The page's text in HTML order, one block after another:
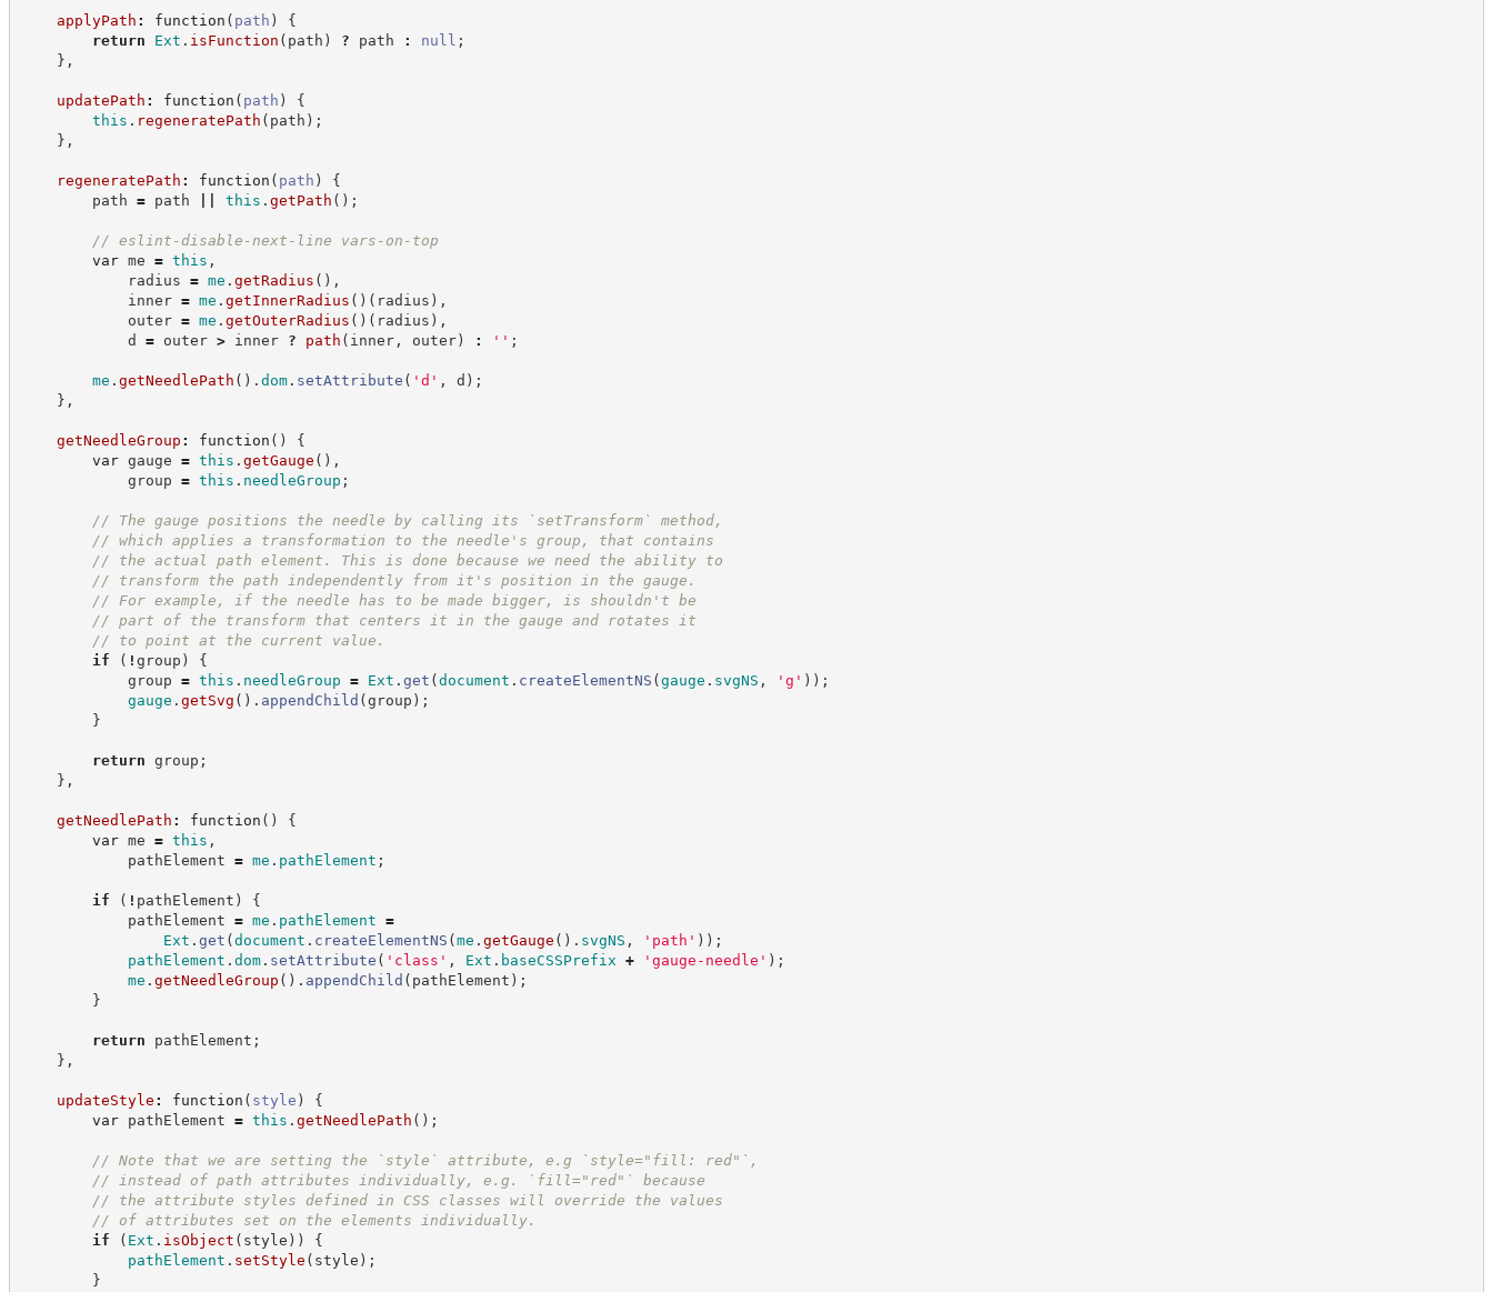
applyPath : function ( path )
{
return
Ext . isFunction ( path ) ? path : null ;
} ,
updatePath : function ( path )
{
this . regeneratePath ( path ) ;
} ,
regeneratePath : function ( path )
{
path = path this . getPath ( ) ;
// eslint-disable-next-line vars-on-top
var me = this ,
radius = me . getRadius ( ) ,
inner = me . getInnerRadius ( ) ( radius ) ,
outer = me . getOuterRadius ( ) ( radius ) ,
d = outer > inner ? path ( inner, outer) : ' ' ;
me . getNeedlePath ( ) . dom. setAttribute ( ' d ' , d ) ;
} ,
getNeedleGroup : function ( )
{
var gauge = this . getGauge ( ) ,
group = this . needleGroup ;
// The gauge positions the needle by calling its `setTransform` method,
// which applies a transformation to the needle's group, that contains
// the actual path element. This is done because we need the ability to
// transform the path independently from it's position in the gauge.
// For example, if the needle has to be made bigger, is shouldn't be
// part of the transform that centers it in the gauge and rotates it
// to point at the current value.
if
( ! group )
{
group = this . needleGroup = Ext . get (document . createElementNS (gauge . svgNS , ' g ' ) ) ;
gauge . getSvg ( ) . appendChild (group ) ;
}
return group ;
} ,
getNeedlePath : function ( )
{
var me = this ,
pathElement = me . pathElement ;
if ( ! pathElement )
{
pathElement = me . pathElement =
Ext . get (document . createElementNS (me . getGauge ( ) . svgNS , ' path ' ) ) ;
pathElement . dom. setAttribute ( ' class ' , Ext . baseCSSPrefix + ' gauge-needle ' ) ;
me . getNeedleGroup ( ) . appendChild ( pathElement ) ;
}
return pathElement ;
} ,
updateStyle : function ( style )
{
var pathElement = this . getNeedlePath ( ) ;
// Note that we are setting the `style` attribute, e.g `style="fill: red"`,
// instead of path attributes individually, e.g. `fill="red"` because
// the attribute styles defined in CSS classes will override the values
// of attributes set on the elements individually.
if
( Ext . isObject ( style ) )
{
pathElement . setStyle ( style ) ;
}